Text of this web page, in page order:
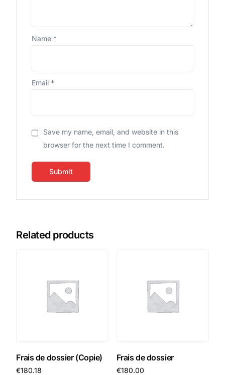
Name *
Email *
Save my name, email, and website in this
browser for the next time I comment.
Related products
Frais de dossier (Copie)
€180.18
Frais de dossier
€180.00